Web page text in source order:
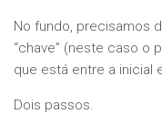
No fundo, precisamos
“chave” (neste caso o
que está entre a inicial
Dois passos.